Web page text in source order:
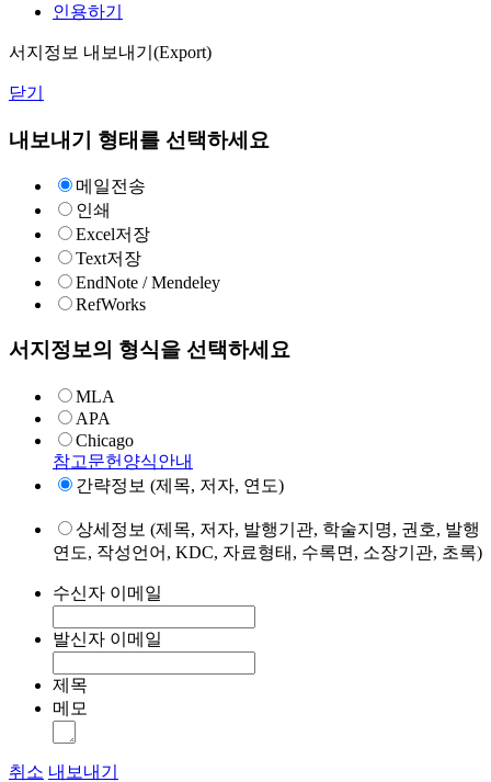
인용하기
서지정보 내보내기(Export)
닫기
내보내기 형태를 선택하세요
메일전송
인쇄
Excel저장
Text저장
EndNote / Mendeley
RefWorks
서지정보의 형식을 선택하세요
MLA
APA
Chicago
참고문헌양식안내
간략정보 (제목, 저자, 연도)
상세정보 (제목, 저자, 발행기관, 학술지명, 권호, 발행
연도, 작성언어, KDC, 자료형태, 수록면, 소장기관, 초록)
수신자 이메일
발신자 이메일
제목
메모
취소 내보내기